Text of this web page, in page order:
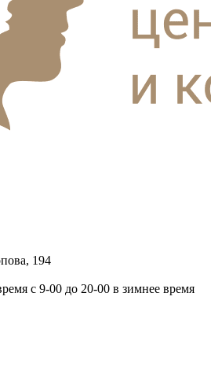
194
с 9-00 до 20-00 в зимнее время